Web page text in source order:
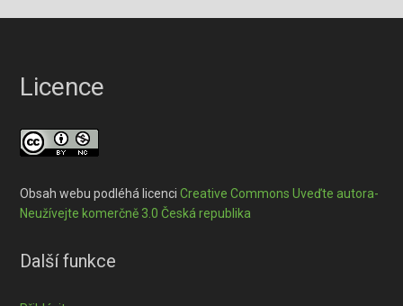
Licence
Obsah webu podléhá licenciCreative Commons Uveďte autora-
Neužívejte komerčně 3.0 Česká republika
Další funkce